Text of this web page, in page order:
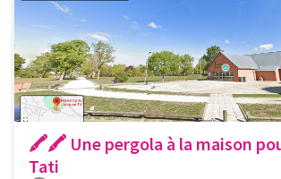
🖍🖍 Une pergola à la maison
Tati